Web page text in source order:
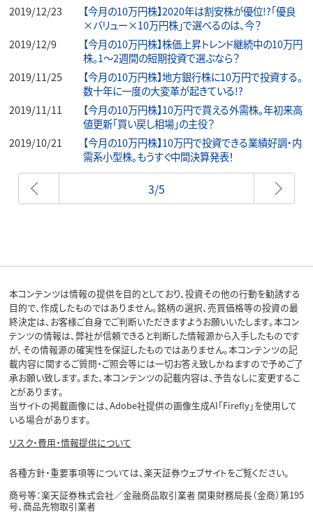
2019/12/23
【今月の10万円株】2020年は割安株が優位!?「優良
×バリュー×10万円株」で選べるのは、今？
2019/12/9
【今月の10万円株】株価上昇トレンド継続中の10万円
株。1～2週間の短期投資で選ぶなら？
2019/11/25
【今月の10万円株】地方銀行株に10万円で投資する。
数十年に一度の大変革が起きている!?
2019/11/11
【今月の10万円株】10万円で買える外需株。年初来高
値更新「買い戻し相場」の主役？
2019/10/21
【今月の10万円株】10万円で投資できる業績好調・内
需系小型株。もうすぐ中間決算発表！
前へ
3/5
本コンテンツは情報の提供を目的としており、投資その他の行動を勧誘する
目的で、作成したものではありません。銘柄の選択、売買価格等の投資の最
終決定は、お客様ご自身でご判断いただきますようお願いいたします。本コン
テンツの情報は、弊社が信頼できると判断した情報源から入手したものです
が、その情報源の確実性を保証したものではありません。本コンテンツの記
載内容に関するご質問・ご照会等には一切お答え致しかねますので予めご了
承お願い致します。また、本コンテンツの記載内容は、予告なしに変更するこ
とがあります。
当サイトの掲載画像には、Adobe社提供の画像生成AI「Firefly」を使用して
いる場合があります。
リスク・費用・情報提供について
各種方針・重要事項等については、楽天証券ウェブサイトをご覧ください。
商号等：楽天証券株式会社／金融商品取引業者 関東財務局長（金商）第195
号、商品先物取引業者